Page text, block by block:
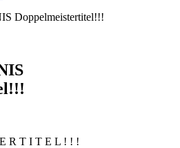
R T I T E L ! ! !